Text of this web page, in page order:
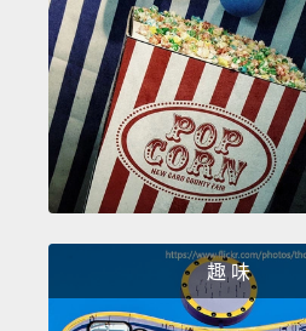
趣 味